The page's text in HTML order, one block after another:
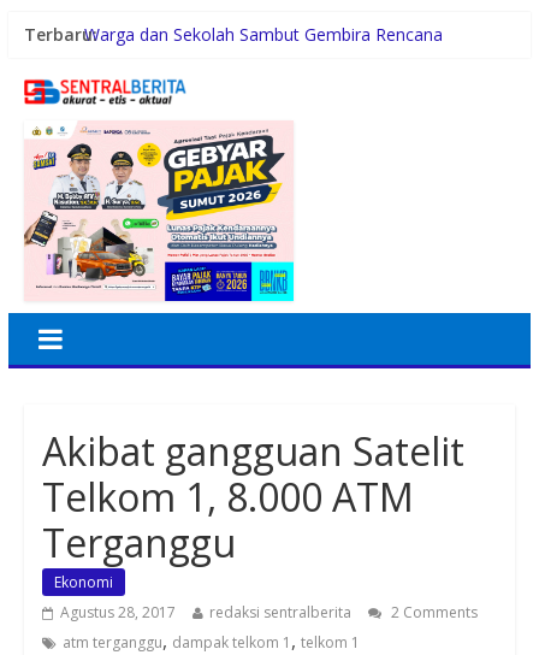
Terbaru:Warga dan Sekolah Sambut Gembira Rencana
Utara
Diamankan Sat Intelkam Polres Sergai
Pemerintah Daerah dan Kolaborasi dengan Komunitas
Gubernur Bobby Nasution Siapkan Rumah Produksi
Kelapa di Nias Utara
Lomba Foto LRT Hadirkan Hadiah Menarik, Ini
Syaratnya
Akibat gangguan Satelit
Telkom 1, 8.000 ATM
Terganggu
Ekonomi
Agustus 28, 2017
redaksi sentralberita
2 Comments
atm terganggu, dampak telkom 1 , telkom 1